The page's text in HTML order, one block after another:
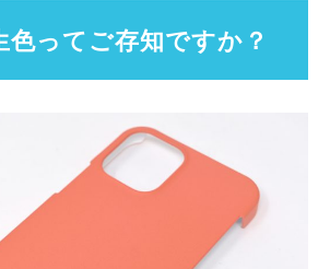
色ってご存知ですか？